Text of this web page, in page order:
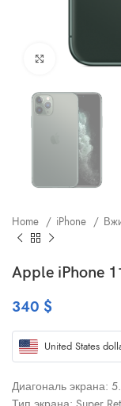
Клацніть,
Home iPhone
Apple iPhone
340 $
United States
Диагональ экрана: